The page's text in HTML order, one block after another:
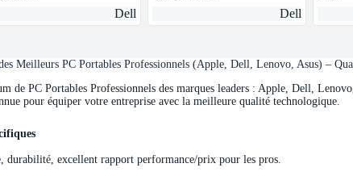
Dell
Dell
Meilleurs PC Portables Professionnels (Apple, Dell, Lenovo, Asus) –
de PC Portables Professionnels des marques leaders : Apple, Dell,
pour équiper votre entreprise avec la meilleure qualité technologique.
durabilité, excellent rapport performance/prix pour les pros.